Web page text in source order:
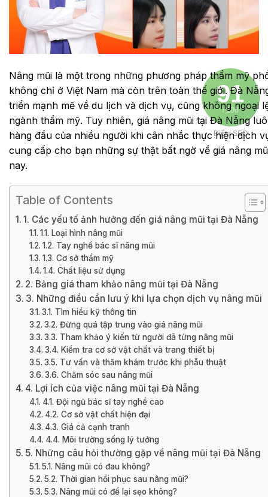
91
/ 100
Điểm SEO
Nâng mũi là một trong những phương pháp thẩm mỹ
không chỉ ở Việt Nam mà còn trên toàn thế giới. Đà
triển mạnh mẽ về du lịch và dịch vụ, cũng không ngoại
ngành thẩm mỹ. Tuy nhiên, giá nâng mũi tại Đà Nẵng
hàng đầu của nhiều người khi cân nhắc thực hiện dịch
cung cấp cho bạn những sự thật bất ngờ về giá nâng
nay.
Table of Contents
1. Các yếu tố ảnh hưởng đến giá nâng mũi tại Đà Nẵng
1.1. Loại hình nâng mũi
1.2. Tay nghề bác sĩ nâng mũi
1.3. Cơ sở thẩm mỹ
1.4. Chất liệu sử dụng
2. Bảng giá tham khảo nâng mũi tại Đà Nẵng
3. Những điều cần lưu ý khi lựa chọn dịch vụ nâng mũi
3.1. Tìm hiểu kỹ thông tin
3.2. Đừng quá tập trung vào giá nâng mũi
3.3. Tham khảo ý kiến từ người đã từng nâng mũi
3.4. Kiểm tra cơ sở vật chất và trang thiết bị
3.5. Tư vấn và thăm khám trước khi phẫu thuật
3.6. Chăm sóc sau nâng mũi
4. Lợi ích của việc nâng mũi tại Đà Nẵng
4.1. Đội ngũ bác sĩ tay nghề cao
4.2. Cơ sở vật chất hiện đại
4.3. Giá cả cạnh tranh
4.4. Môi trường sống lý tưởng
5. Những câu hỏi thường gặp về nâng mũi tại Đà Nẵng
5.1. Nâng mũi có đau không?
5.2. Thời gian hồi phục sau nâng mũi?
5.3. Nâng mũi có để lại sẹo không?